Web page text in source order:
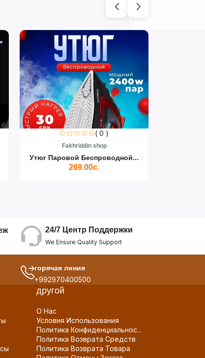
( 0 )
Fakhriddin shop
Утюг Паровой Беспроводной...
269.00с.
24/7 Центр Поддержки
We Ensure Quality Support
горячая линия
+992970400500
другой
О Нас
Условия Использования
Политика Конфиденциальнос...
Политика Возврата Средств
Политика Возврата Товара